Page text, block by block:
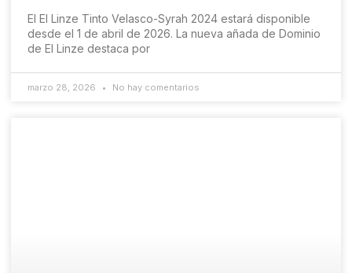
El El Linze Tinto Velasco-Syrah 2024 estará disponible
desde el 1 de abril de 2026. La nueva añada de Dominio
de El Linze destaca por
marzo 28, 2026 No hay comentarios